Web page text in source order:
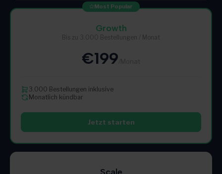
Growth
Bis zu 3.000 Bestellungen / Monat
€199
3.000 Bestellungen inklusive
Monatlich kündbar
Jetzt starten
Most Popular